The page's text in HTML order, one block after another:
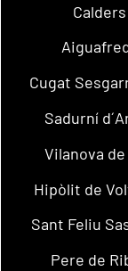
Calders
Cugat
Sadurní
Vilanova de
Hipòlit de
Sant Feliu
Pere de